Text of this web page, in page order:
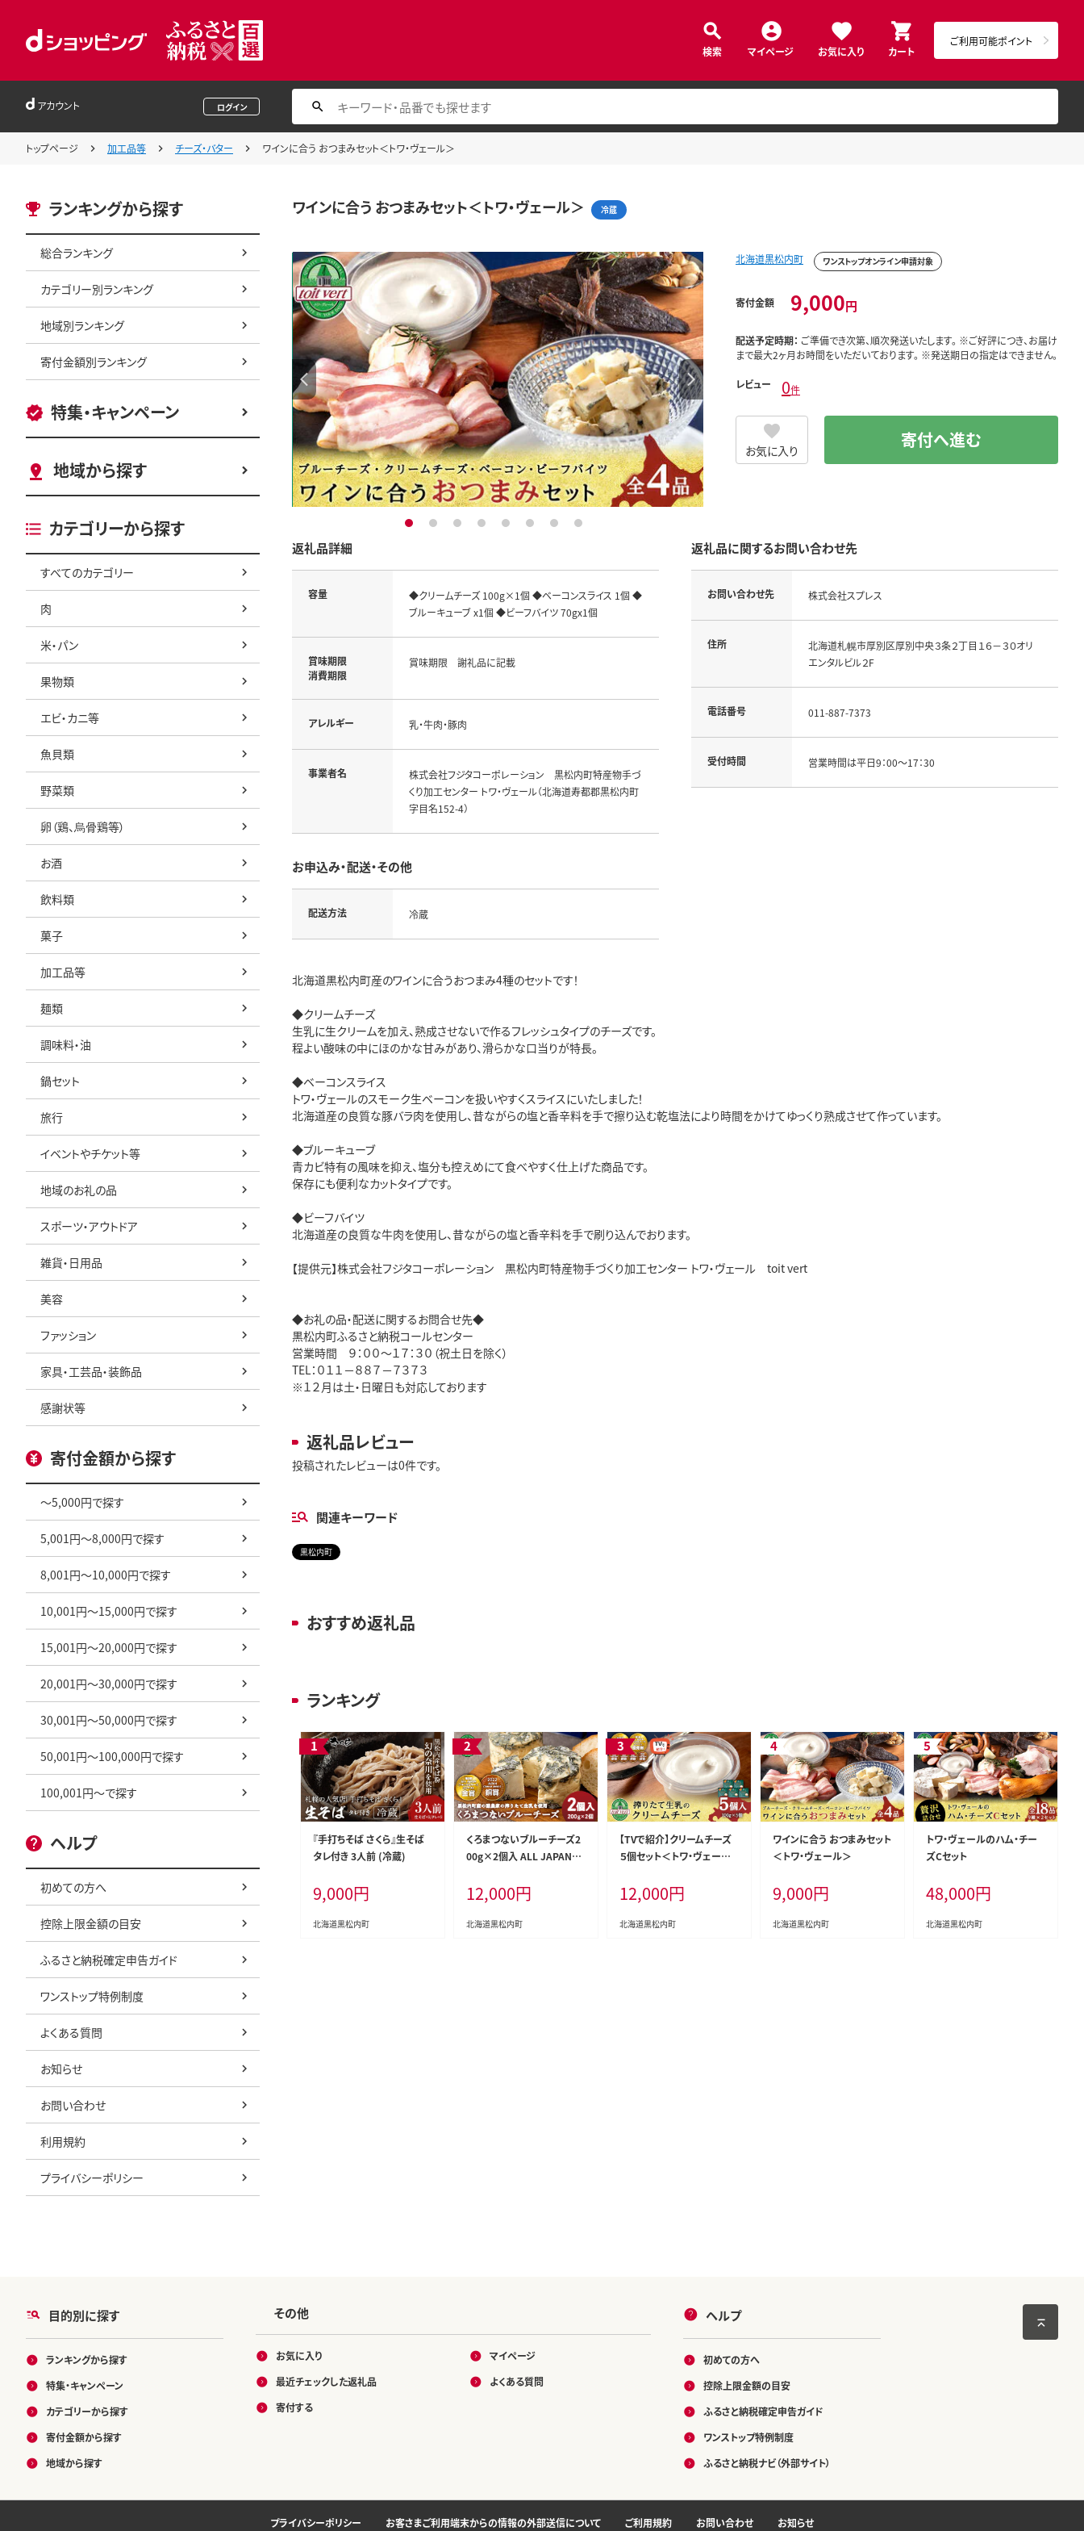
検索 マイページ お気に入り カート
ご利用可能ポイント
アカウント ログイン
トップページ 加工品等 チーズ・バター ワインに合う おつまみセット＜トワ・ヴェール＞
ランキングから探す
総合ランキング
カテゴリー別ランキング
地域別ランキング
寄付金額別ランキング
特集・キャンペーン
地域から探す
カテゴリーから探す
すべてのカテゴリー
肉
米・パン
果物類
エビ・カニ等
魚貝類
野菜類
卵（鶏、烏骨鶏等）
お酒
飲料類
菓子
加工品等
麺類
調味料・油
鍋セット
旅行
イベントやチケット等
地域のお礼の品
スポーツ・アウトドア
雑貨・日用品
美容
ファッション
家具・工芸品・装飾品
感謝状等
寄付金額から探す
～5,000円で探す
5,001円～8,000円で探す
8,001円～10,000円で探す
10,001円～15,000円で探す
15,001円～20,000円で探す
20,001円～30,000円で探す
30,001円～50,000円で探す
50,001円～100,000円で探す
100,001円～で探す
ヘルプ
初めての方へ
控除上限金額の目安
ふるさと納税確定申告ガイド
ワンストップ特例制度
よくある質問
お知らせ
お問い合わせ
利用規約
プライバシーポリシー
ワインに合う おつまみセット＜トワ・ヴェール＞ 冷蔵
1 2 3 4 5 6 7 8
北海道黒松内町 ワンストップオンライン申請対象
寄付金額 9,000円
配送予定時期： ご準備でき次第、順次発送いたします。 ※ご好評につき、お届け
まで最大2ヶ月お時間をいただいております。 ※発送期日の指定はできません。
レビュー 0件
お気に入り 寄付へ進む
返礼品詳細
容量
◆クリームチーズ 100g×1個 ◆ベーコンスライス 1個 ◆
ブルーキューブ x1個 ◆ビーフバイツ 70gx1個
賞味期限
消費期限
賞味期限 謝礼品に記載
アレルギー 乳・牛肉・豚肉
事業者名
株式会社フジタコーポレーション 黒松内町特産物手づ
くり加工センター トワ・ヴェール（北海道寿都郡黒松内町
字目名152-4）
お申込み・配送・その他
配送方法 冷蔵
返礼品に関するお問い合わせ先
お問い合わせ先 株式会社スプレス
住所
北海道札幌市厚別区厚別中央３条２丁目１６－３０オリ
エンタルビル２F
電話番号 011-887-7373
受付時間 営業時間は平日9：00～17：30
北海道黒松内町産のワインに合うおつまみ4種のセットです！
◆クリームチーズ
生乳に生クリームを加え、熟成させないで作るフレッシュタイプのチーズです。
程よい酸味の中にほのかな甘みがあり、滑らかな口当りが特長。
◆ベーコンスライス
トワ・ヴェールのスモーク生ベーコンを扱いやすくスライスにいたしました！
北海道産の良質な豚バラ肉を使用し、昔ながらの塩と香辛料を手で擦り込む乾塩法により時間をかけてゆっくり熟成させて作っています。
◆ブルーキューブ
青カビ特有の風味を抑え、塩分も控えめにて食べやすく仕上げた商品です。
保存にも便利なカットタイプです。
◆ビーフバイツ
北海道産の良質な牛肉を使用し、昔ながらの塩と香辛料を手で刷り込んでおります。
【提供元】株式会社フジタコーポレーション 黒松内町特産物手づくり加工センター トワ・ヴェール toit vert
◆お礼の品・配送に関するお問合せ先◆
黒松内町ふるさと納税コールセンター
営業時間 ９：００～１７：３０（祝土日を除く）
TEL：０１１－８８７－７３７３
※１２月は土・日曜日も対応しております
返礼品レビュー
投稿されたレビューは0件です。
関連キーワード
黒松内町
おすすめ返礼品
ランキング
『手打ちそば さくら』生そば
タレ付き 3人前 (冷蔵)
9,000円
北海道黒松内町
くろまつないブルーチーズ2
00g×2個入 ALL JAPANチ
町特産物手づくり加工センタ
12,000円
北海道黒松内町
【TVで紹介】クリームチーズ
５個セット＜トワ・ヴェール
12,000円
北海道黒松内町
ワインに合う おつまみセット
＜トワ・ヴェール＞
9,000円
北海道黒松内町
トワ・ヴェールのハム・チー
ズCセット
48,000円
北海道黒松内町
目的別に探す
ランキングから探す
特集・キャンペーン
カテゴリーから探す
寄付金額から探す
地域から探す
その他
お気に入り
最近チェックした返礼品
寄付する
マイページ
よくある質問
ヘルプ
初めての方へ
控除上限金額の目安
ふるさと納税確定申告ガイド
ワンストップ特例制度
ふるさと納税ナビ（外部サイト）
プライバシーポリシー お客さまご利用端末からの情報の外部送信について ご利用規約 お問い合わせ お知らせ